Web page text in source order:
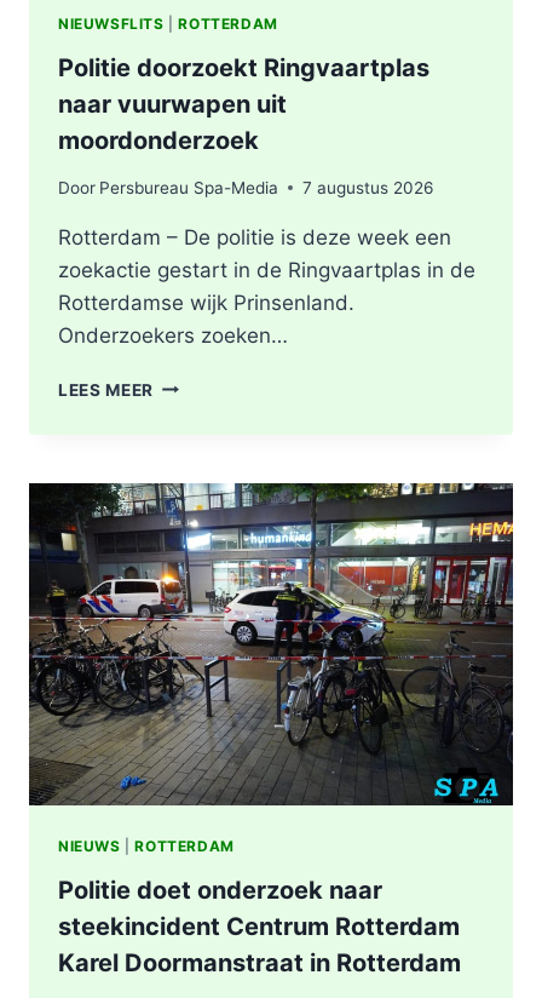
NIEUWSFLITS |ROTTERDAM
Politie doorzoekt Ringvaartplas
naar vuurwapen uit
moordonderzoek
Door Persbureau Spa-Media 7 augustus 2026
Rotterdam – De politie is deze week een
zoekactie gestart in de Ringvaartplas in de
Rotterdamse wijk Prinsenland.
Onderzoekers zoeken…
LEES MEER POLITIE
VUURWAPEN
UIT
MOORDONDERZOEK
NIEUWS |ROTTERDAM
Politie doet onderzoek naar
steekincident Centrum Rotterdam
Karel Doormanstraat in Rotterdam